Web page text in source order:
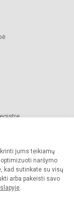
jums teikiamų
naršymo
kad sutinkate su visų
arba pakeisti savo
.
teisės saugomos.
draudžiama.